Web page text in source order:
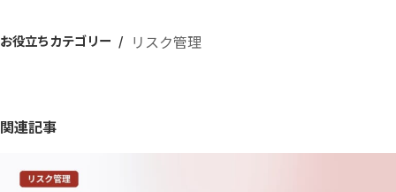
お役立ちカテゴリー リスク管理
関連記事